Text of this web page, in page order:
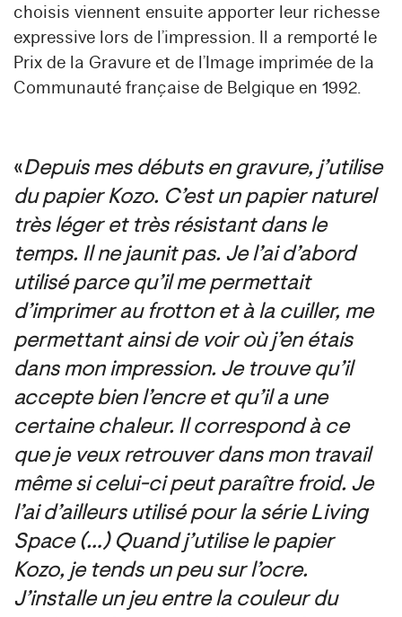
choisis viennent ensuite apporter leur richesse
expressive lors de l’impression. Il a remporté le
Prix de la Gravure et de l’Image imprimée de la
Communauté française de Belgique en 1992.
«Depuis mes débuts en gravure, j’utilise
du papier Kozo. C’est un papier naturel
très léger et très résistant dans le
temps. Il ne jaunit pas. Je l’ai d’abord
utilisé parce qu’il me permettait
d’imprimer au frotton et à la cuiller, me
permettant ainsi de voir où j’en étais
dans mon impression. Je trouve qu’il
accepte bien l’encre et qu’il a une
certaine chaleur. Il correspond à ce
que je veux retrouver dans mon travail
même si celui-ci peut paraître froid. Je
l’ai d’ailleurs utilisé pour la série Living
Space (…) Quand j’utilise le papier
Kozo, je tends un peu sur l’ocre.
J’installe un jeu entre la couleur du